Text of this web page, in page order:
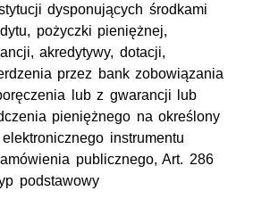
dysponujących środkami
pożyczki pieniężnej,
akredytywy, dotacji,
przez bank zobowiązania
lub z gwarancji lub
pieniężnego na określony
instrumentu
publicznego, Art. 286
podstawowy